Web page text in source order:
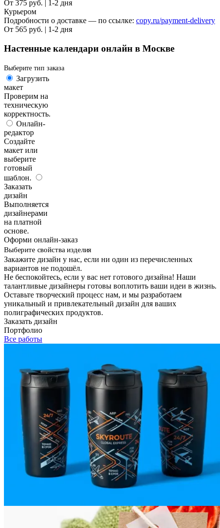
От 375 руб. | 1-2 дня
Курьером
Подробности о доставке — по ссылке: copy.ru/payment-delivery
От 565 руб. | 1-2 дня
Настенные календари онлайн в Москве
Выберите тип заказа
Загрузить
макет
Проверим на
техническую
корректность.
Онлайн-
редактор
Создайте
макет или
выберите
готовый
шаблон.
Заказать
дизайн
Выполняется
дизайнерами
на платной
основе.
Оформи онлайн-заказ
Выберите свойства изделия
Закажите дизайн у нас, если ни один из перечисленных
вариантов не подошёл.
Не беспокойтесь, если у вас нет готового дизайна! Наши
талантливые дизайнеры готовы воплотить ваши идеи в жизнь.
Оставьте творческий процесс нам, и мы разработаем
уникальный и привлекательный дизайн для ваших
полиграфических продуктов.
Заказать дизайн
Портфолио
Все работы